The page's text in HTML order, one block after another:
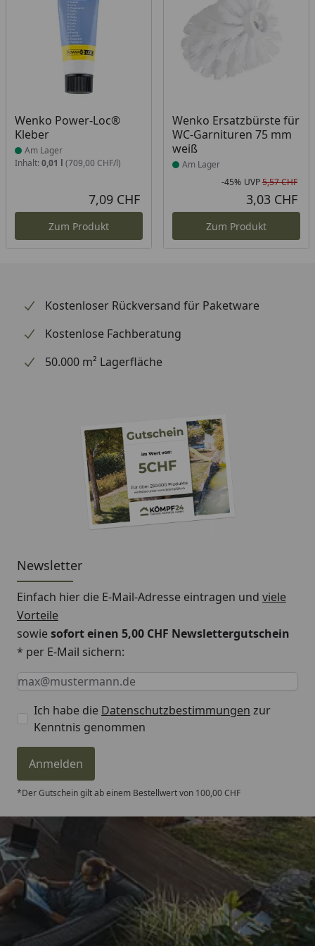
Wenko Power-Loc®
Kleber
Produkt am Lager
Am Lager
Inhalt: 0,01 l (709,00 CHF/l)
7,09 CHF
Zum Produkt
Wenko Ersatzbürste für
WC-Garnituren 75 mm
weiß
Produkt am Lager
Am Lager
-45% UVP5,57 CHF
3,03 CHF
Zum Produkt
Kostenloser Rückversand für Paketware
Kostenlose Fachberatung
50.000 m² Lagerfläche
Newsletter
Einfach hier die E-Mail-Adresse eintragen und viele
Vorteile
sowiesofort einen 5,00 CHF Newslettergutschein
* per E-Mail sichern:
Keine Eingabe erforderlich
Eingabe erforderlich
E-Mail *
Ich habe die Datenschutzbestimmungen zur
Kenntnis genommen
Anmelden
*Der Gutschein gilt ab einem Bestellwert von 100,00 CHF
Trusted Shops
4,81/ 5